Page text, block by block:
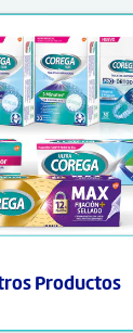
Productos